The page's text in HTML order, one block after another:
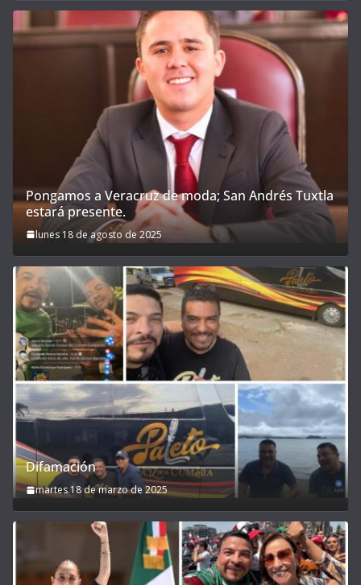
Pongamos a Veracruz de moda; San Andrés Tuxtla
estará presente.
lunes 18 de agosto de 2025
Difamación
martes 18 de marzo de 2025